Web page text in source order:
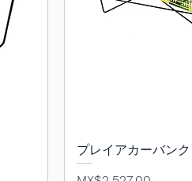
クイック
プレイアカーバンク